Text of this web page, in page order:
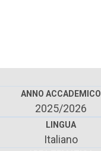
campus
ANNO ACCADEMICO
2025/2026
LINGUA
Italiano